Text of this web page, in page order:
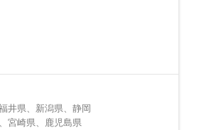
井県、新潟県、静岡
宮崎県、鹿児島県